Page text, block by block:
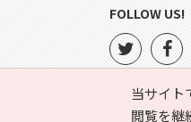
当サイト
閲覧を継
FOLLOW US!